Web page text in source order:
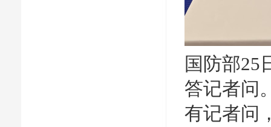
国防部25
答记者问
有记者问